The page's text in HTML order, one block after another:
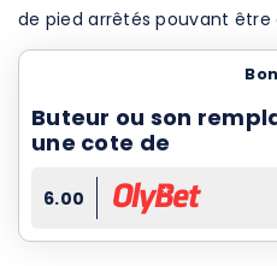
de pied arrêtés pouvant
Buteur ou son
une cote de
6.00